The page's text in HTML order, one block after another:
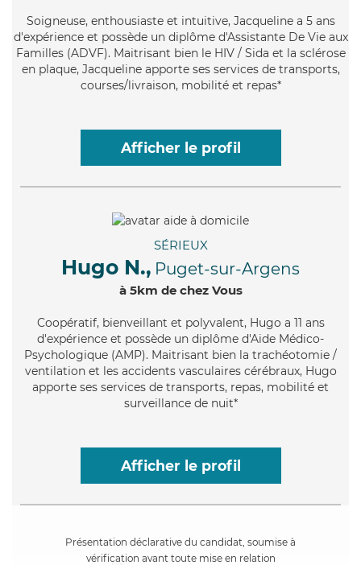
Soigneuse, enthousiaste et intuitive, Jacqueline a 5 ans
d'expérience et possède un diplôme d'Assistante De Vie aux
Familles (ADVF). Maitrisant bien le HIV / Sida et la sclérose
en plaque, Jacqueline apporte ses services de transports,
courses/livraison, mobilité et repas*
Afficher le profil
SÉRIEUX
Hugo N., Puget-sur-Argens
à 5km de chez Vous
Coopératif, bienveillant et polyvalent, Hugo a 11 ans
d'expérience et possède un diplôme d'Aide Médico-
Psychologique (AMP). Maitrisant bien la trachéotomie /
ventilation et les accidents vasculaires cérébraux, Hugo
apporte ses services de transports, repas, mobilité et
surveillance de nuit*
Afficher le profil
Présentation déclarative du candidat, soumise à
vérification avant toute mise en relation